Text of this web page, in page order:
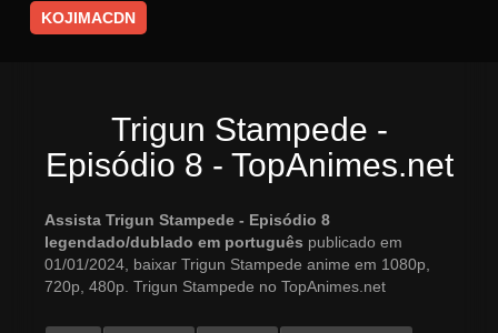
KOJIMACDN
Trigun Stampede -
Episódio 8 - TopAnimes.net
Assista Trigun Stampede - Episódio 8
legendado/dublado em português publicado em
01/01/2024, baixar Trigun Stampede anime em 1080p,
720p, 480p. Trigun Stampede no TopAnimes.net